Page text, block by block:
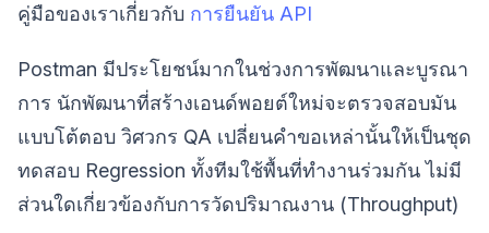
คู่มือของเราเกี่ยวกับ การยืนยัน API
Postman มีประโยชน์มากในช่วงการพัฒนาและบูรณา
การ นักพัฒนาที่สร้างเอนด์พอยต์ใหม่จะตรวจสอบมัน
แบบโต้ตอบ วิศวกร QA เปลี่ยนคำขอเหล่านั้นให้เป็นชุด
ทดสอบ Regression ทั้งทีมใช้พื้นที่ทำงานร่วมกัน ไม่มี
ส่วนใดเกี่ยวข้องกับการวัดปริมาณงาน (Throughput)